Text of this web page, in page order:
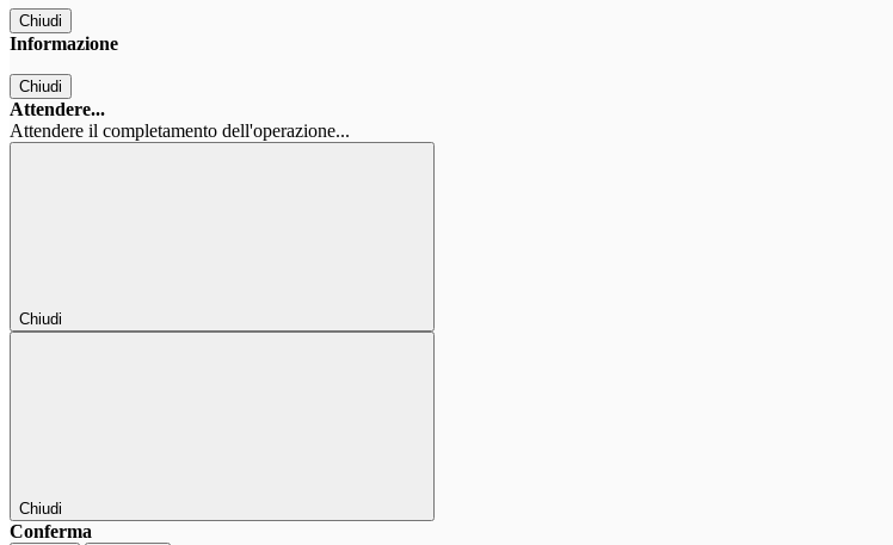
Chiudi
Informazione
Chiudi
Attendere...
Attendere il completamento dell'operazione...
Chiudi
Chiudi
Conferma